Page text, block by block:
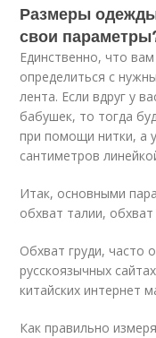
Размеры
свои
Единственно, что
определиться с
лента. Если вдруг у
бабушек, то тогда
при помощи нитки, а
сантиметров
Итак, основными
обхват талии, обхват
Обхват груди, часто
русскоязычных
китайских интернет
Как правильно